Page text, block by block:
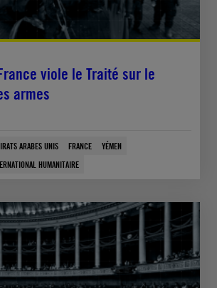
viole le Traité sur le
armes
ARABES UNIS FRANCE
YÉMEN
HUMANITAIRE